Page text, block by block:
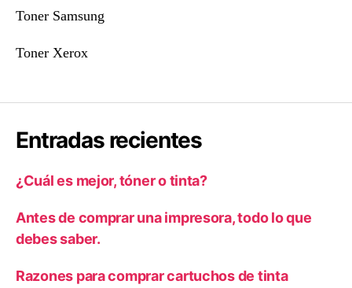
Toner Samsung
Toner Xerox
Entradas recientes
¿Cuál es mejor, tóner o tinta?
Antes de comprar una impresora, todo lo que
debes saber.
Razones para comprar cartuchos de tinta